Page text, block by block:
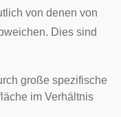
von denen von
Dies sind
große spezifische
im Verhältnis